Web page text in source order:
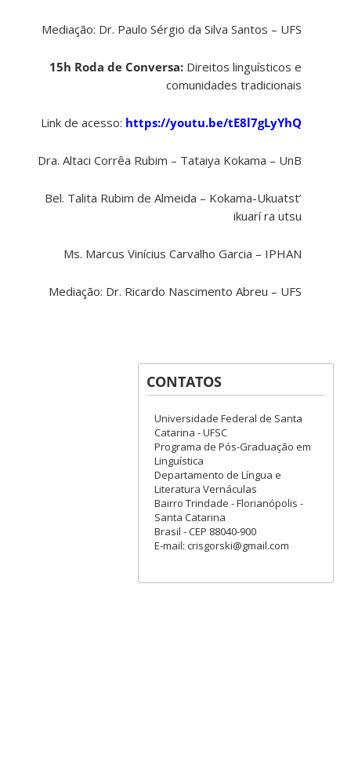
Mediação: Dr. Paulo Sérgio da Silva Santos – UFS
15h Roda de Conversa: Direitos linguísticos e
comunidades tradicionais
Link de acesso: https://youtu.be/tE8l7gLyYhQ
Dra. Altaci Corrêa Rubim – Tataiya Kokama – UnB
Bel. Talita Rubim de Almeida – Kokama-Ukuatst’
ikuarí ra utsu
Ms. Marcus Vinícius Carvalho Garcia – IPHAN
Mediação: Dr. Ricardo Nascimento Abreu – UFS
CONTATOS
Universidade Federal de Santa
Catarina - UFSC
Programa de Pós-Graduação em
Linguística
Departamento de Língua e
Literatura Vernáculas
Bairro Trindade - Florianópolis -
Santa Catarina
Brasil - CEP 88040-900
E-mail: crisgorski@gmail.com